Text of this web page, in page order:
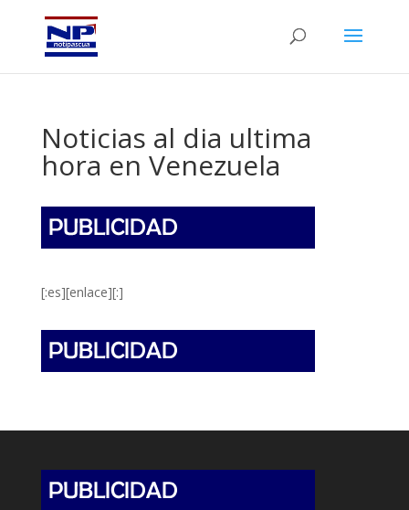
Noticias al dia ultima
hora en Venezuela
[:es][enlace][:]